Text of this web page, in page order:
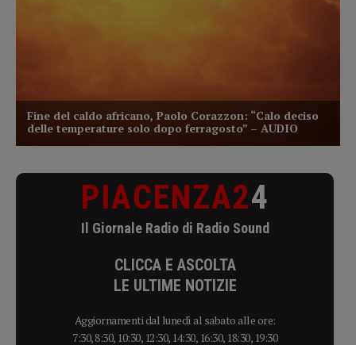
PIACENZA24
Il Giornale Radio di Radio Sound
CLICCA E ASCOLTA
LE ULTIME NOTIZIE
Aggiornamenti dal lunedì al sabato alle ore:
7:30, 8:30, 10:30, 12:30, 14:30, 16:30, 18:30, 19:30